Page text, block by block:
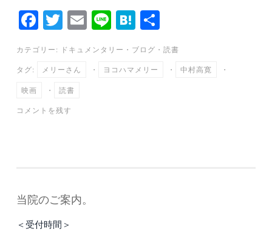
Fa
ce
bo
ok
T
tte
r
E
ail
Li H
at
en
a
有
カテゴリー: ドキュメンタリー ・ ブログ ・ 読書
タグ: メリーさん ・ ヨコハマメリー ・ 中村高寛 ・
映画 ・ 読書
コメントを残す
当院のご案内。
＜受付時間＞